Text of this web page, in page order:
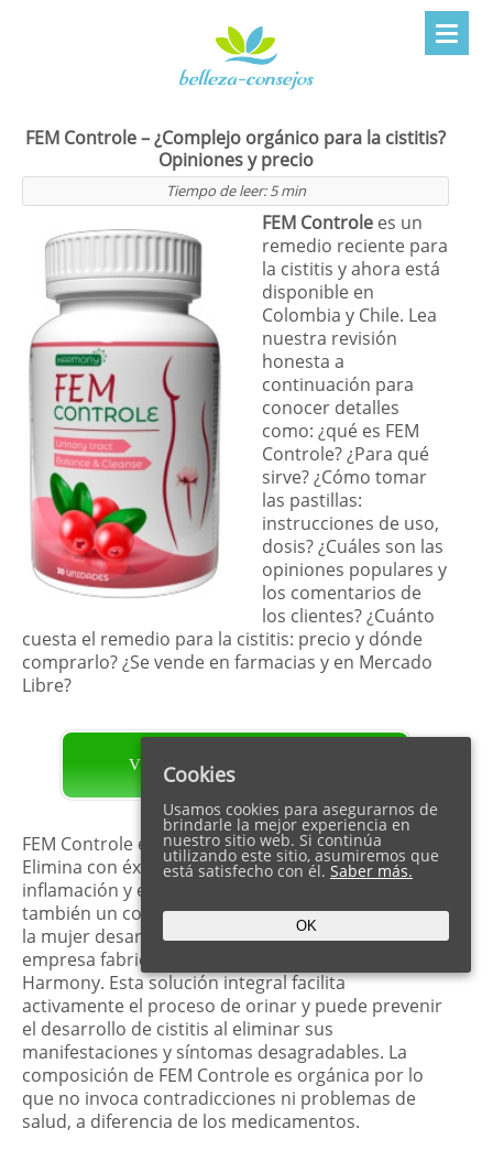
FEM Controle – ¿Complejo orgánico para la cistitis?
Opiniones y precio
Tiempo de leer:5 min
FEM Controle es un
remedio reciente para
la cistitis y ahora está
disponible en
Colombia y Chile. Lea
nuestra revisión
honesta a
continuación para
conocer detalles
como: ¿qué es FEM
Controle? ¿Para qué
sirve? ¿Cómo tomar
las pastillas:
instrucciones de uso,
dosis? ¿Cuáles son las
opiniones populares y
los comentarios de
los clientes? ¿Cuánto
cuesta el remedio para la cistitis: precio y dónde
comprarlo? ¿Se vende en farmacias y en Mercado
Libre?
VISITA LA PÁGINA OFICIAL
FEM Controle es un remedio natural para la cistitis.
Elimina con éxito y de forma permanente la
inflamación y el dolor al orinar. El producto es
también un complemento especial para la salud de
la mujer desarrollado en forma de pastillas. La
empresa fabricante del producto se llama
Harmony. Esta solución integral facilita
activamente el proceso de orinar y puede prevenir
el desarrollo de cistitis al eliminar sus
manifestaciones y síntomas desagradables. La
composición de FEM Controle es orgánica por lo
que no invoca contradicciones ni problemas de
salud, a diferencia de los medicamentos.
Cookies
Usamos cookies para asegurarnos de
brindarle la mejor experiencia en
nuestro sitio web. Si continúa
utilizando este sitio, asumiremos que
está satisfecho con él. Saber más.
OK